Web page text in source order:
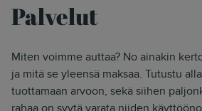
Palvelut
Miten voimme auttaa? No ainakin
ja mitä se yleensä maksaa. Tutustu
tuottamaan arvoon, sekä siihen